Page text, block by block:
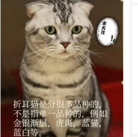
八岁的小孩子，对很多事情理解能力很强，有
自己的独立思想...